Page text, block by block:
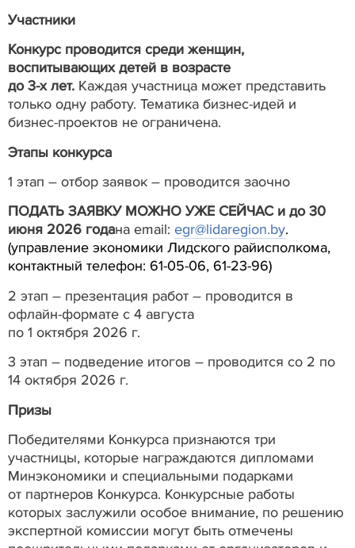
Участники
Конкурс проводится среди женщин,
воспитывающих детей в возрасте
до 3-х лет. Каждая участница может представить
только одну работу. Тематика бизнес-идей и
бизнес-проектов не ограничена.
Этапы конкурса
1 этап – отбор заявок – проводится заочно
ПОДАТЬ ЗАЯВКУ МОЖНО УЖЕ СЕЙЧАС и до 30
июня 2026 годана email: egr@lidaregion.by.
(управление экономики Лидского райисполкома,
контактный телефон: 61-05-06, 61-23-96)
2 этап – презентация работ – проводится в
офлайн-формате с 4 августа
по 1 октября 2026 г.
3 этап – подведение итогов – проводится со 2 по
14 октября 2026 г.
Призы
Победителями Конкурса признаются три
участницы, которые награждаются дипломами
Минэкономики и специальными подарками
от партнеров Конкурса. Конкурсные работы
которых заслужили особое внимание, по решению
экспертной комиссии могут быть отмечены